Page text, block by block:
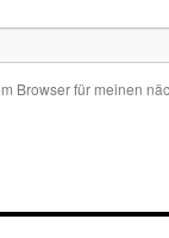
Browser für meinen